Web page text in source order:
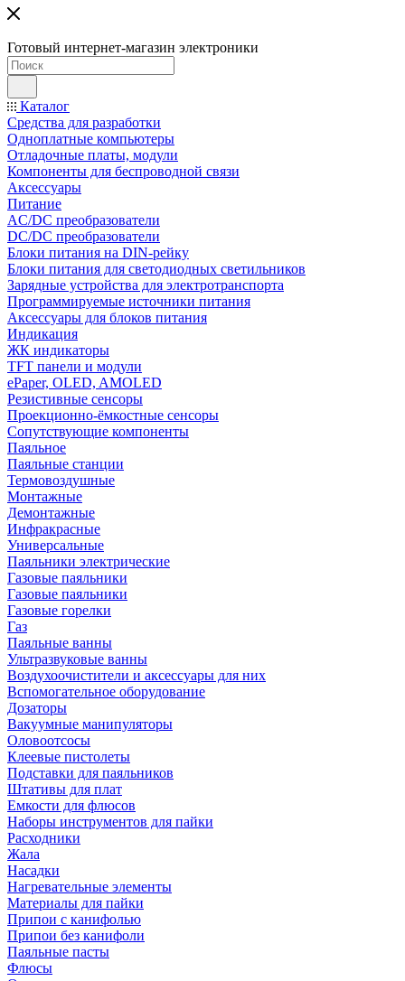
Готовый интернет-магазин электроники
Каталог
Средства для разработки
Одноплатные компьютеры
Отладочные платы, модули
Компоненты для беспроводной связи
Аксессуары
Питание
AC/DC преобразователи
DC/DC преобразователи
Блоки питания на DIN-рейку
Блоки питания для светодиодных светильников
Зарядные устройства для электротранспорта
Программируемые источники питания
Аксессуары для блоков питания
Индикация
ЖК индикаторы
TFT панели и модули
ePaper, OLED, AMOLED
Резистивные сенсоры
Проекционно-ёмкостные сенсоры
Сопутствующие компоненты
Паяльное
Паяльные станции
Термовоздушные
Монтажные
Демонтажные
Инфракрасные
Универсальные
Паяльники электрические
Газовые паяльники
Газовые паяльники
Газовые горелки
Газ
Паяльные ванны
Ультразвуковые ванны
Воздухоочистители и аксессуары для них
Вспомогательное оборудование
Дозаторы
Вакуумные манипуляторы
Оловоотсосы
Клеевые пистолеты
Подставки для паяльников
Штативы для плат
Емкости для флюсов
Наборы инструментов для пайки
Расходники
Жала
Насадки
Нагревательные элементы
Материалы для пайки
Припои с канифолью
Припои без канифоли
Паяльные пасты
Флюсы